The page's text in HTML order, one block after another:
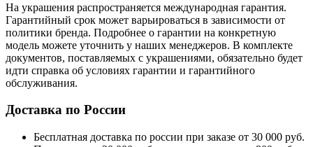
На украшения распространяется международная гарантия.
Гарантийный срок может варьироваться в зависимости от
политики бренда. Подробнее о гарантии на конкретную
модель можете уточнить у наших менеджеров. В комплекте
документов, поставляемых с украшениями, обязательно будет
идти справка об условиях гарантии и гарантийного
обслуживания.
Доставка по России
Бесплатная доставка по россии при заказе от 30 000 руб.